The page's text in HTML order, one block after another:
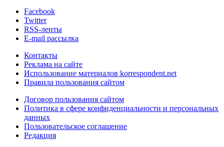
Facebook
Twitter
RSS-ленты
E-mail рассылка
Контакты
Реклама на сайте
Использование материалов korrespondent.net
Правила пользования сайтом
Договор пользования сайтом
Политика в сфере конфиденциальности и персональных
данных
Пользовательское соглашение
Редакция